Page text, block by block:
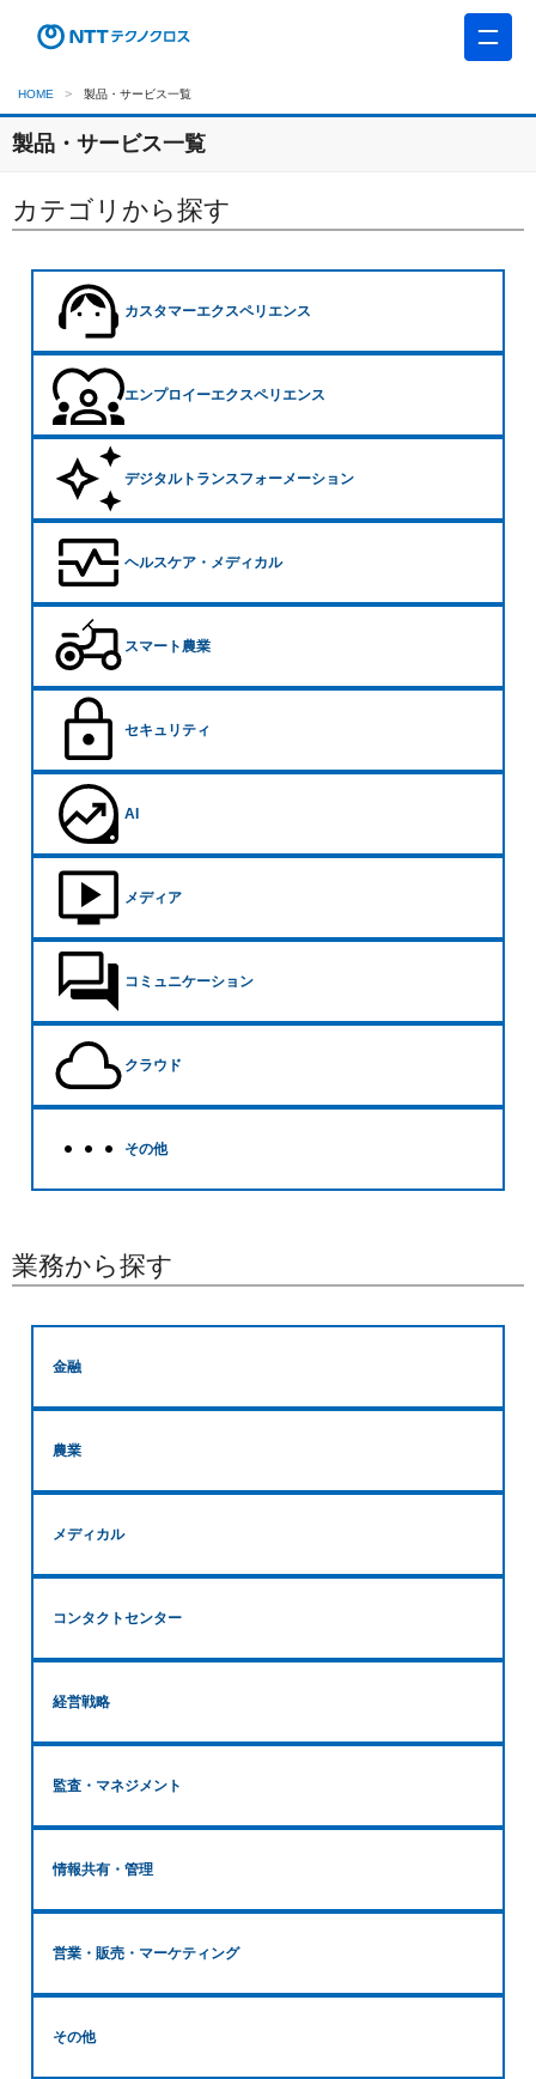
HOME 製品・サービス一覧
製品・サービス一覧
カテゴリから探す
カスタマーエクスペリエンス
エンプロイーエクスペリエンス
デジタルトランスフォーメーション
ヘルスケア・メディカル
スマート農業
セキュリティ
AI
メディア
コミュニケーション
クラウド
その他
業務から探す
金融
農業
メディカル
コンタクトセンター
経営戦略
監査・マネジメント
情報共有・管理
営業・販売・マーケティング
その他